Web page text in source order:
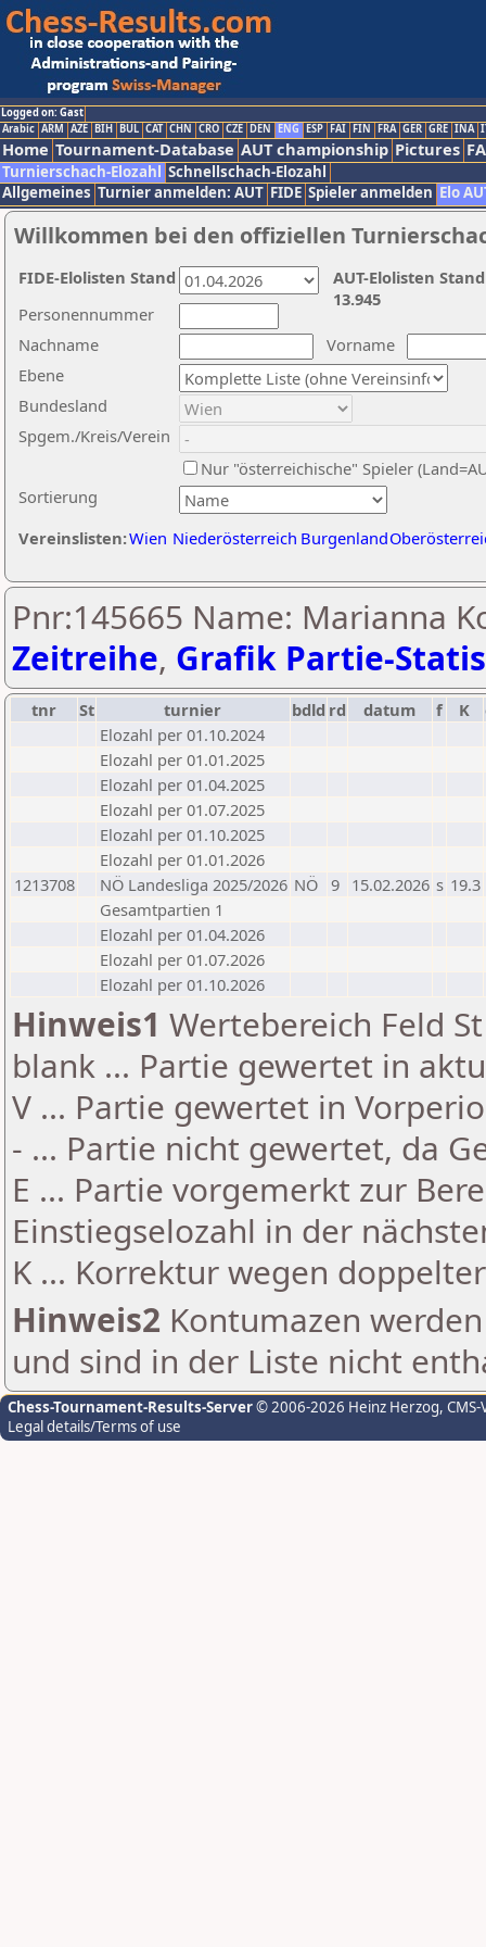
Logged on: Gast
Arabic ARM AZE BIH BUL CAT CHN CRO CZE DEN ENG ESP FAI FIN FRA GER GRE INA
Home Tournament-Database AUT championship Pictures
Turnierschach-Elozahl Schnellschach-Elozahl
Allgemeines Turnier anmelden: AUT FIDE Spieler anmelden Elo
Willkommen bei den offiziellen
Nachname
Vorname
Ebene
Sortierung
Personennummer
Bundesland
Spgem./Kreis/Verein
Nur "österreichische" Spieler
Vereinslisten:Wien Niederösterreich Burgenland
AUT-Elolisten
13.945
FIDE-Elolisten Stand
Pnr:145665 Name: Marianna
Zeitreihe, Grafik Partie-
tnr St turnier bdld rd datum f K
Elozahl per 01.10.2024
Elozahl per 01.01.2025
Elozahl per 01.04.2025
Elozahl per 01.07.2025
Elozahl per 01.10.2025
Elozahl per 01.01.2026
1213708
NÖ Landesliga 2025/2026 NÖ 9 15.02.2026 s 19.3
Gesamtpartien 1
Elozahl per 01.04.2026
Elozahl per 01.07.2026
Elozahl per 01.10.2026
Hinweis1 Wertebereich Feld
blank ... Partie gewertet in
V ... Partie gewertet in
- ... Partie nicht gewertet, da
E ... Partie vorgemerkt zur
Einstiegselozahl in der
K ... Korrektur wegen
Hinweis2 Kontumazen
und sind in der Liste nicht
Chess-Tournament-Results-Server© 2006-2026 Heinz Herzog,
Legal details/Terms of use